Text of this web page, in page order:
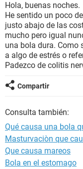
SEXUALIDAD
GLOSARIO
Hola, buenas noches.
He sentido un poco
justo abajo de las
mucho pero igual
una bola dura. Como
a algo de estrés o
Padezco de colitis
Compartir
Consulta también:
Qué causa una bola
Masturvaciòn que
Que causa mareos
Bola en el estomago